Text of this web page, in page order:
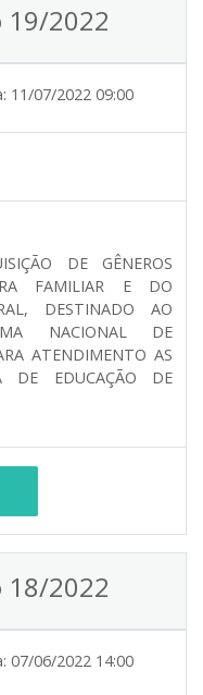
19/2022
11/07/2022 09:00
DE GÊNEROS
FAMILIAR E DO
DESTINADO AO
NACIONAL DE
ATENDIMENTO AS
DE EDUCAÇÃO DE
18/2022
07/06/2022 14:00